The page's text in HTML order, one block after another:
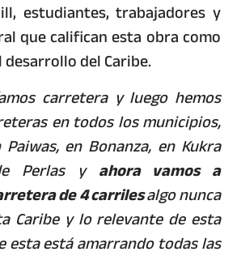
estudiantes, trabajadores y
que califican esta obra como
del Caribe.
carretera y luego hemos
en todos los municipios,
en Bonanza, en Kukra
Perlas y ahora vamos a
de 4 carrilesalgo nunca
Caribe y lo relevante de esta
esta está amarrando todas las